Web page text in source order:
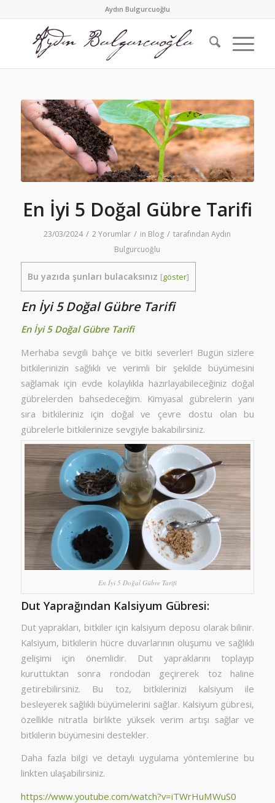
Aydın Bulgurcuoğlu
En İyi 5 Doğal Gübre Tarifi
23/03/2024 / 2 Yorumlar / in Blog / tarafındanAydın
Bulgurcuoğlu
Bu yazıda şunları bulacaksınız [göster]
En İyi 5 Doğal Gübre Tarifi
En İyi 5 Doğal Gübre Tarifi
Merhaba sevgili bahçe ve bitki severler! Bugün sizlere
bitkilerinizin sağlıklı ve verimli bir şekilde büyümesini
sağlamak için evde kolaylıkla hazırlayabileceğiniz doğal
gübrelerden bahsedeceğim. Kimyasal gübrelerin yanı
sıra bitkileriniz için doğal ve çevre dostu olan bu
gübrelerle bitkilerinize sevgiyle bakabilirsiniz.
En İyi 5 Doğal Gübre Tarifi
Dut Yaprağından Kalsiyum Gübresi:
Dut yaprakları, bitkiler için kalsiyum deposu olarak bilinir.
Kalsiyum, bitkilerin hücre duvarlarının oluşumu ve sağlıklı
gelişimi için önemlidir. Dut yapraklarını toplayıp
kuruttuktan sonra rondodan geçirerek toz haline
getirebilirsiniz. Bu toz, bitkilerinizi kalsiyum ile
besleyerek sağlıklı büyümelerini sağlar. Kalsiyum gübresi,
özellikle nitratla birlikte yüksek verim artışı sağlar ve
bitkilerin büyümesini destekler.
Daha fazla bilgi ve detaylı uygulama yöntemlerine bu
linkten ulaşabilirsiniz.
https://www.youtube.com/watch?v=iTWrHuMWuS0